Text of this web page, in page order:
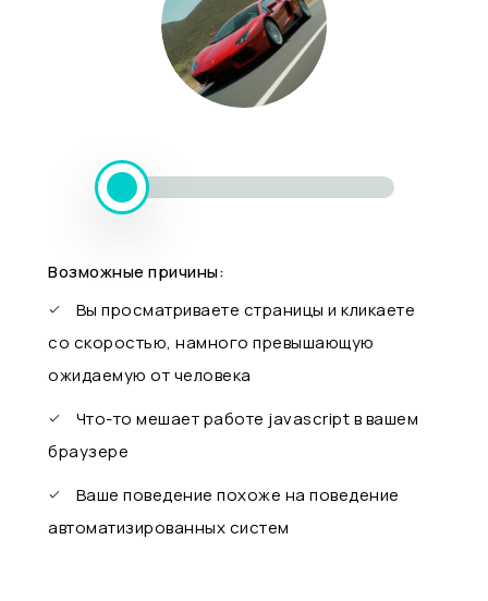
Возможные причины:
Вы просматриваете страницы и кликаете
со скоростью, намного превышающую
ожидаемую от человека
Что-то мешает работе javascript в вашем
браузере
Ваше поведение похоже на поведение
автоматизированных систем